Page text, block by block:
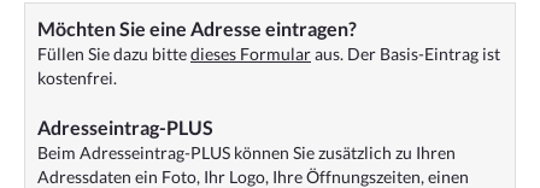
Möchten Sie eine Adresse eintragen?
Füllen Sie dazu bittedieses Formularaus. Der Basis-Eintrag ist
kostenfrei.
Adresseintrag-PLUS
Beim Adresseintrag-PLUS können Sie zusätzlich zu Ihren
Adressdaten ein Foto, Ihr Logo, Ihre Öffnungszeiten, einen